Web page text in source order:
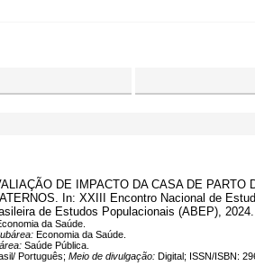
DE IMPACTO DA CASA DE
In: XXIII Encontro Nacional de
de Estudos Populacionais (ABEP), 2024.
da Saúde.
Economia da Saúde.
Saúde Pública.
Português; Meio de divulgação: Digital; ISSN/ISBN: